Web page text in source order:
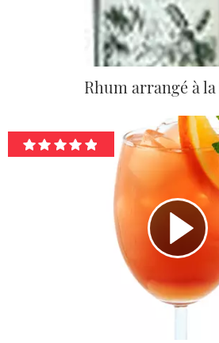
Rhum arrangé à